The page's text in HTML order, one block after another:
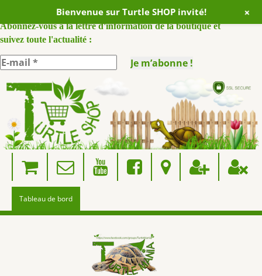
ABONNEZ VOUS A NOTRE NEWSLETTER :
Abonnez-vous à la lettre d'information de la boutique et
suivez toute l'actualité :
Skip
to
content
Tableau de bord
Bienvenue sur Turtle SHOP invité! +